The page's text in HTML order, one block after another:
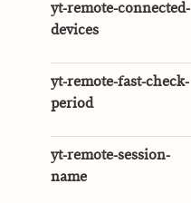
yt-remote-connected-
devices
yt-remote-fast-check-
period
yt-remote-session-
name